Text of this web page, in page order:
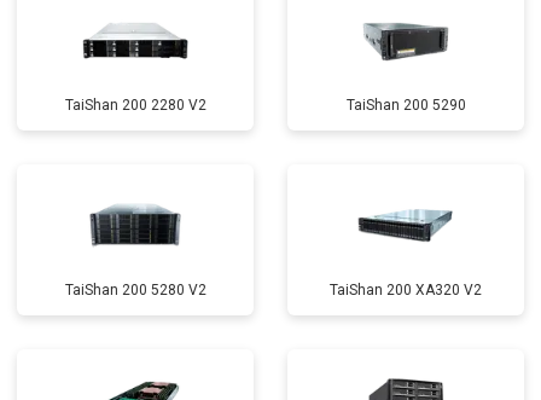
TaiShan 200 2280 V2 TaiShan 200 5290
TaiShan 200 5280 V2 TaiShan 200 XA320 V2